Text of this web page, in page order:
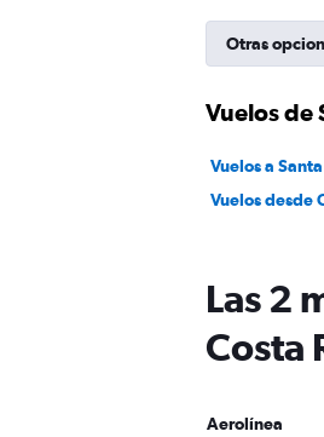
Otras
Vuelos de
Vuelos a
Vuelos desde
Las 2
Costa
Aerolínea